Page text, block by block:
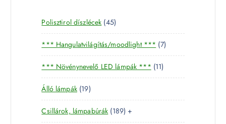
Polisztirol díszlécek 454
5
t
e
r
m
k
*** Hangulatvilágítás/moodlight *** 77
t
r
é
*** Növénynevelő LED lámpák *** 111
1
e
Álló lámpák 191
9
t
Csillárok, lámpabúrák 1891 +